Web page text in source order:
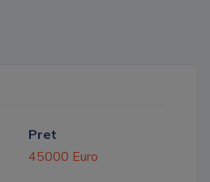
Pret
45000 Euro